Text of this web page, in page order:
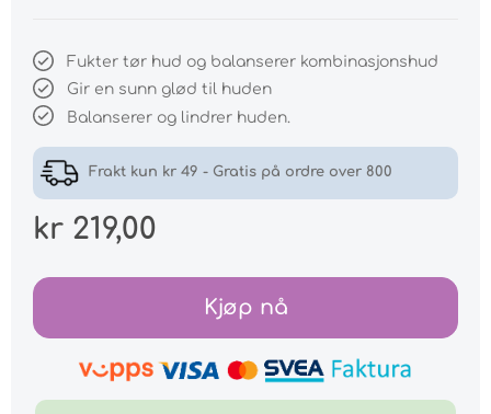
Fukter tør hud og balanserer kombinasjonshud
Gir en sunn glød til huden
Balanserer og lindrer huden.
Frakt kun kr 49 - Gratis på ordre over 800
kr 219,00
Kjøp nå